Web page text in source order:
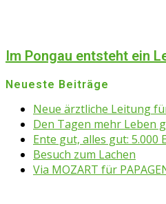
Im Pongau entsteht ein
Neueste Beiträge
Neue ärztliche Leitung
Den Tagen mehr Leben
Ente gut, alles gut:
Besuch zum Lachen
Via MOZART für